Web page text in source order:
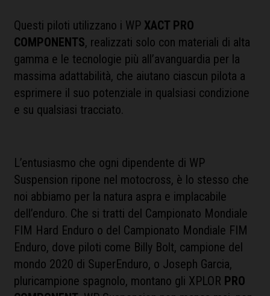
Questi piloti utilizzano i WPXACT PRO
COMPONENTS, realizzati solo con materiali di alta
gamma e le tecnologie più all’avanguardia per la
massima adattabilità, che aiutano ciascun pilota a
esprimere il suo potenziale in qualsiasi condizione
e su qualsiasi tracciato.
L’entusiasmo che ogni dipendente di WP
Suspension ripone nel motocross, è lo stesso che
noi abbiamo per la natura aspra e implacabile
dell’enduro. Che si tratti del Campionato Mondiale
FIM Hard Enduro o del Campionato Mondiale FIM
Enduro, dove piloti come Billy Bolt, campione del
mondo 2020 di SuperEnduro, o Joseph Garcia,
pluricampione spagnolo, montano gli XPLOR PRO